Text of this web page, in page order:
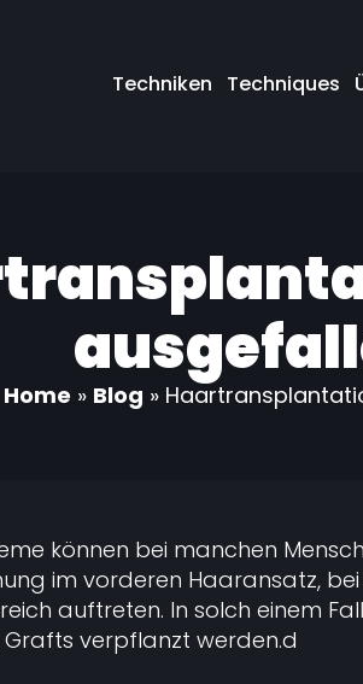
Techniken Techniques
Home » Blog »
können bei manchen
im vorderen Haaransatz,
auftreten. In solch einem
verpflanzt werden.d